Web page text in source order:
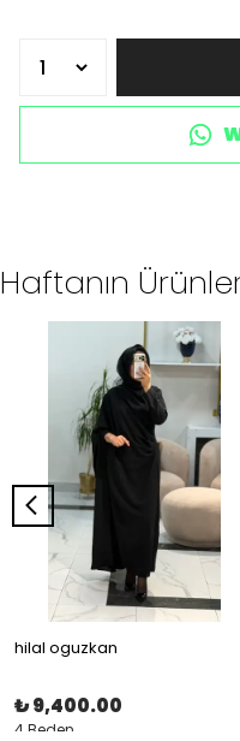
Haftanın
hilal oguzkan
₺ 9,400.00
4 Beden